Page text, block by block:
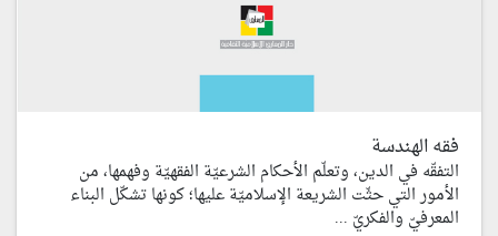
فقه الهندسة
التفقّه في الدين، وتعلّم الأحكام الشرعيّة الفقهيّة وفهمها، من
الأمور التي حثّت الشريعة الإسلاميّة عليها؛ كونها تشكّل البناء
المعرفيّ والفكريّ ...